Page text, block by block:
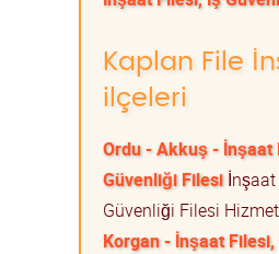
Kaplan File
ilçeleri
Ordu - Akkuş - İnşaat
Güvenliği Filesiİnşaat
Güvenliği Filesi
Korgan - İnşaat